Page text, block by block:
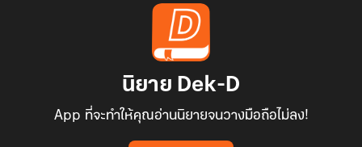
นิยาย Dek-D
App ที่จะทำให้คุณอ่านนิยายจนวางมือถือไม่ลง!